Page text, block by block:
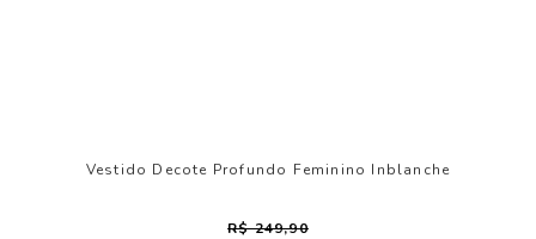
Vestido Decote Profundo Feminino Inblanche
R$ 249,90